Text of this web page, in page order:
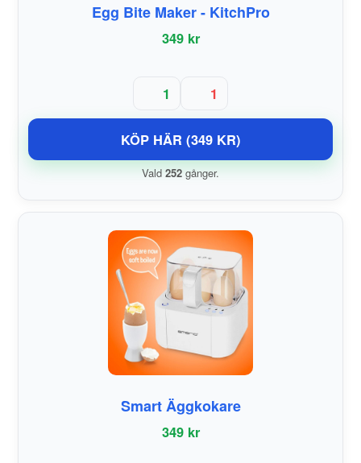
Egg Bite Maker - KitchPro
349 kr
1 1
KÖP HÄR (349 KR)
Vald 252 gånger.
Smart Äggkokare
349 kr